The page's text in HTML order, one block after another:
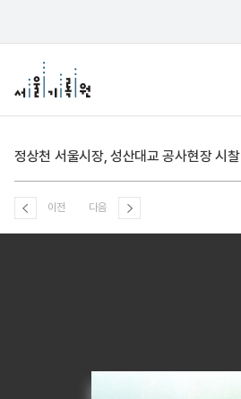
정상천 서울시장, 성산대교 공사현장 시찰
이전 다음